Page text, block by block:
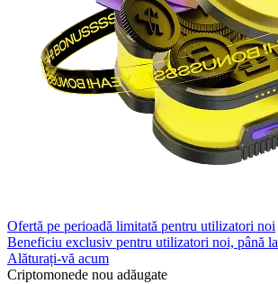
Ofertă pe perioadă limitată pentru utilizatori noi
Beneficiu exclusiv pentru utilizatori noi, până la
Alăturați-vă acum
Criptomonede nou adăugate